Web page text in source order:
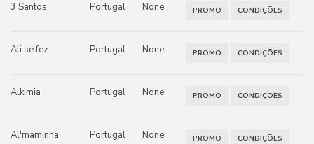
3 Santos Portugal None PROMO CONDIÇÕES
Ali se fez Portugal None PROMO CONDIÇÕES
Alkimia Portugal None PROMO CONDIÇÕES
Al'maminha Portugal None PROMO CONDIÇÕES